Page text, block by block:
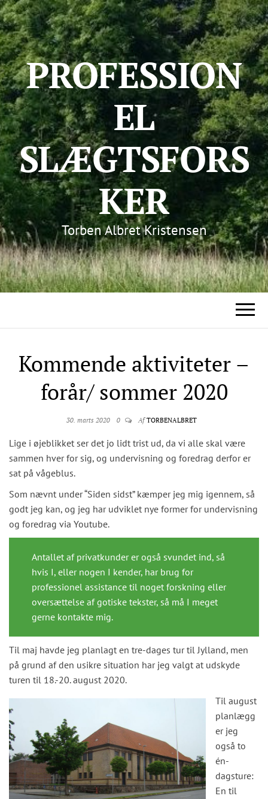
PROFESSION
EL
SLÆGTSFORS
KER
Torben Albret Kristensen
Kommende aktiviteter –
forår/ sommer 2020
30. marts 2020 0 Af TORBENALBRET
Lige i øjeblikket ser det jo lidt trist ud, da vi alle skal være
sammen hver for sig, og undervisning og foredrag derfor er
sat på vågeblus.
Som nævnt under “Siden sidst” kæmper jeg mig igennem, så
godt jeg kan, og jeg har udviklet nye former for undervisning
og foredrag via Youtube.
Antallet af privatkunder er også svundet ind, så
hvis I, eller nogen I kender, har brug for
professionel assistance til noget forskning eller
oversættelse af gotiske tekster, så må I meget
gerne kontakte mig.
Til maj havde jeg planlagt en tre-dages tur til Jylland, men
på grund af den usikre situation har jeg valgt at udskyde
turen til 18.-20. august 2020.
Til august
planlægg
er jeg
også to
én-
dagsture:
En til